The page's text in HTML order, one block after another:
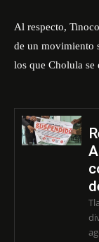
Al respecto,
de un movimiento
los que Cholula se